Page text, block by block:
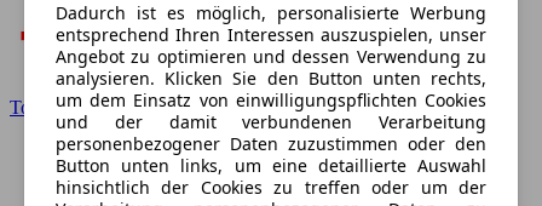
Toyota
Dadurch ist es möglich, personalisierte Werbung
entsprechend Ihren Interessen auszuspielen, unser
Angebot zu optimieren und dessen Verwendung zu
analysieren. Klicken Sie den Button unten rechts,
um dem Einsatz von einwilligungspflichten Cookies
und der damit verbundenen Verarbeitung
personenbezogener Daten zuzustimmen oder den
Button unten links, um eine detaillierte Auswahl
hinsichtlich der Cookies zu treffen oder um der